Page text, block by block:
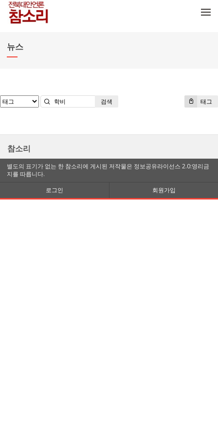
뉴스
태그
검색
참소리
별도의 표기가 없는 한 참소리에 게시된 저작물은 정보공유라이선스 2.0:영리금
지를 따릅니다.
로그인
회원가입